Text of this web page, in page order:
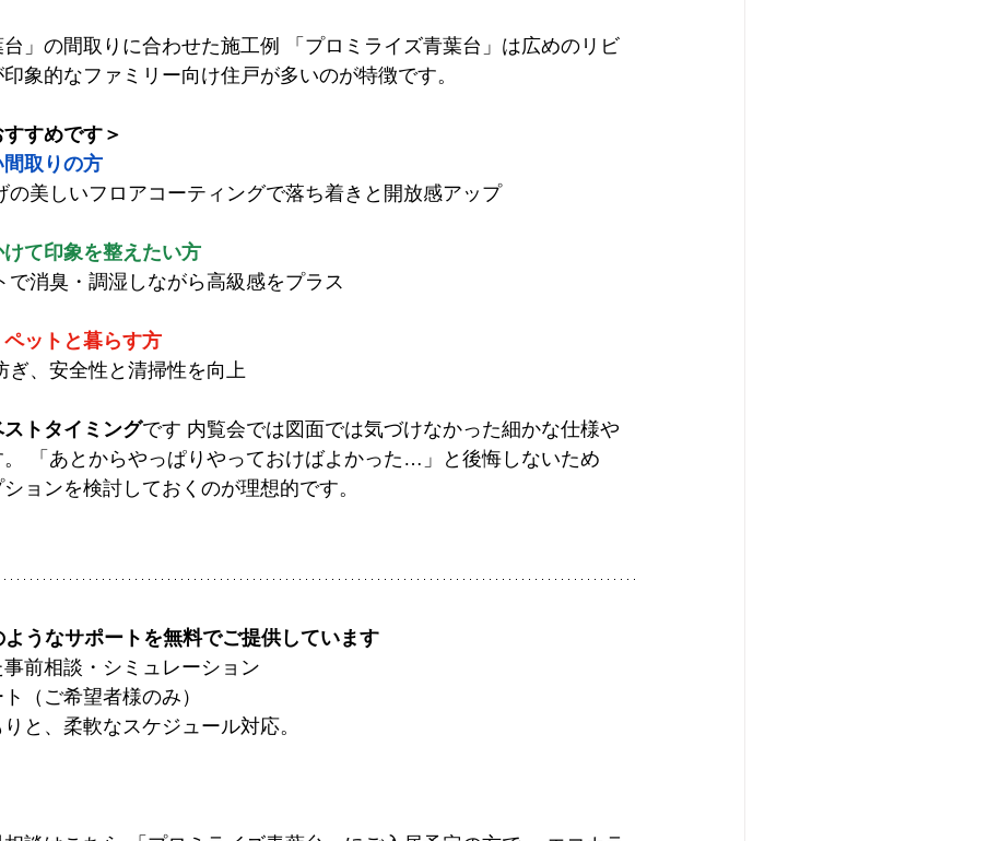
台」の間取りに合わせた施工例 「プロミライズ青葉台」は広めのリビ
象的なファミリー向け住戸が多いのが特徴です。
すめです＞
間取りの方
の美しいフロアコーティングで落ち着きと開放感アップ
て印象を整えたい方
で消臭・調湿しながら高級感をプラス
ットと暮らす方
ぎ、安全性と清掃性を向上
トタイミングです 内覧会では図面では気づけなかった細かな仕様や
「あとからやっぱりやっておけばよかった…」と後悔しないため
ョンを検討しておくのが理想的です。
うなサポートを無料でご提供しています
前相談・シミュレーション
（ご希望者様のみ）
と、柔軟なスケジュール対応。